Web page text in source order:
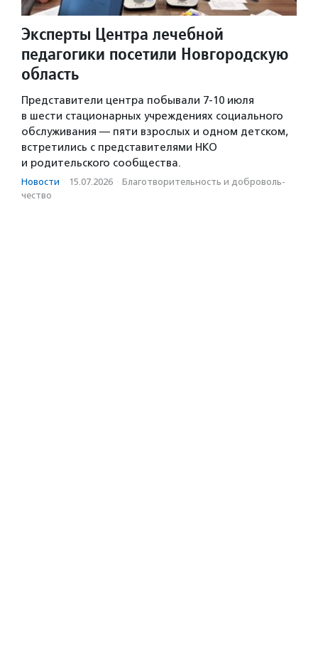
Эксперты Центра лечебной
педагогики посетили Новгородскую
область
Представители центра побывали 7-10 июля
в шести стационарных учреждениях социального
обслуживания — пяти взрослых и одном детском,
встретились с представителями НКО
и родительского сообщества.
Новости · 15.07.2026 · Благотвори­тель­ность и доброволь­
чест­во